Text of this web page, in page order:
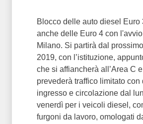
Blocco delle auto diesel Euro
anche delle Euro 4 con
Milano. Si partirà dal
2019, con l’istituzione,
che si affiancherà all’Area C
prevederà traffico limitato con
ingresso e circolazione dal
venerdì per i veicoli diesel,
furgoni da lavoro, omologati